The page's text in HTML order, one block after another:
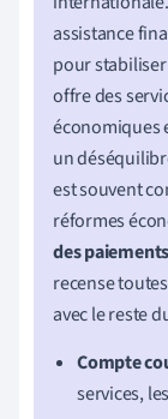
assistance
pour
offre des
économiques
un
est souvent
réformes
des paiements
recense
avec le reste
Compte
services,